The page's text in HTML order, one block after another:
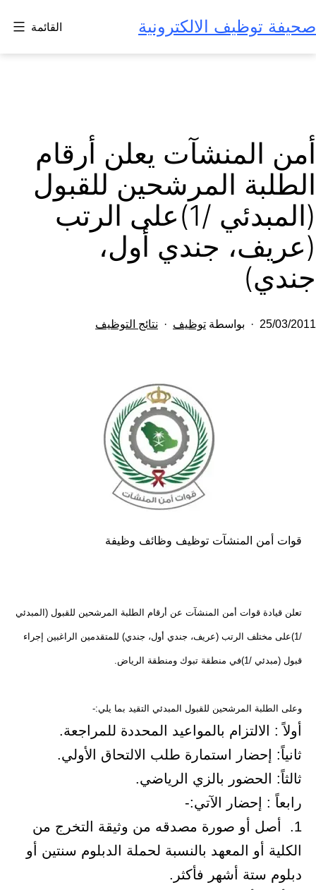
إلى
المحتوى
صحيفة توظيف الالكترونية القائمة
أمن المنشآت يعلن أرقام
الطلبة المرشحين للقبول
(المبدئي /1)على الرتب
(عريف، جندي أول،
جندي)
تم
25/03/2011 بواسطة توظيف
مصنف
نتائج التوظيف
قوات أمن المنشآت توظيف وظائف وظيفة
تعلن قيادة قوات أمن المنشآت عن أرقام الطلبة المرشحين للقبول (المبدئي
/1)على مختلف الرتب (عريف، جندي أول، جندي) للمتقدمين الراغبين إجراء
قبول (مبدئي /1)في منطقة تبوك ومنطقة الرياض.
وعلى الطلبة المرشحين للقبول المبدئي التقيد بما يلي:-
أولاً : الالتزام بالمواعيد المحددة للمراجعة.
ثانياً: إحضار استمارة طلب الالتحاق الأولي.
ثالثاً: الحضور بالزي الرياضي.
رابعاً : إحضار الآتي:-
1. أصل أو صورة مصدقه من وثيقة التخرج من
الكلية أو المعهد بالنسبة لحملة الدبلوم سنتين أو
دبلوم ستة أشهر فأكثر.